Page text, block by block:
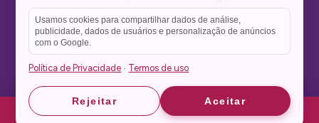
Nos siga noTwitter
Salve no
Theme Stone Blog Powered byWordPress
Usamos cookies para compartilhar dados de análise,
publicidade, dados de usuários e personalização de anúncios
com o Google.
Política de Privacidade · Termos de uso
Rejeitar Aceitar